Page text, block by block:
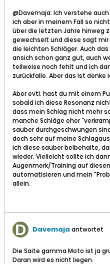
@Davemaja: Ich verstehe
ich aber in meinem Fall so
über die letzten Jahre hinweg
gewechselt und diese sagt
die leichten Schläger. Auch
ansich schon ganz gut, auch
teilweise noch fehlt und ich
zurückfalle. Aber das ist denke
Aber evtl. hast du mit einem
sobald ich diese Resonanz
dass mein Schlag nicht mehr
manche Schläge eher
sauber durchgeschwungen
doch sehr auf meine
ich diese sauber beibehalte,
wieder. Vielleicht sollte ich
Augenmerk/Training auf
automatisieren und mein
allein.
Davemaja antwortet
Die Saite gamma Moto ist ja
Daran wird es nicht liegen.